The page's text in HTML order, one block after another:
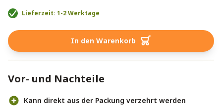
Lieferzeit: 1-2 Werktage
In den Warenkorb
Vor- und Nachteile
Kann direkt aus der Packung verzehrt werden